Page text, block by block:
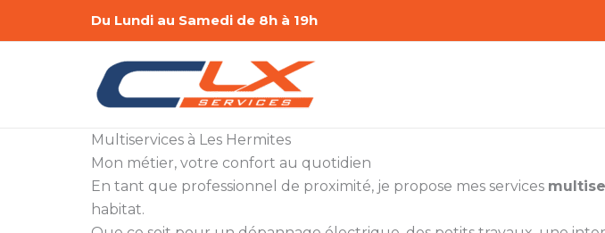
Du Lundi au Samedi de 8h à 19h
Multiservices à Les Hermites
Mon métier, votre confort au quotidien
En tant que professionnel de proximité, je propose mes services
habitat.